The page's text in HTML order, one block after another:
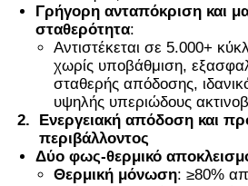
Γρήγορη ανταπόκριση και
σταθερότητα:
Αντιστέκεται σε 5.000+
χωρίς υποβάθμιση,
σταθερής απόδοσης,
υψηλής υπεριώδους
2.
Ενεργειακή απόδοση και
περιβάλλοντος
Δύο φως-θερμικό
Θερμική μόνωση: ≥80%